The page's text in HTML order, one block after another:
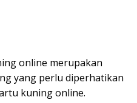
online merupakan
yang perlu diperhatikan
kuning online.